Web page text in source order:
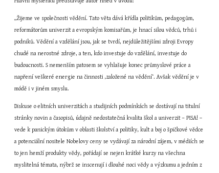
„Žijeme ve společnosti vědění. Tato věta dává křídla politikům, pedagogům,
reformátorům univerzit a evropským komisařům, je hnací silou vědců, trhů i
podniků. Vědění a vzdělání jsou, jak se tvrdí, nejdůležitějšími zdroji Evropy
chudé na nerostné zdroje, a ten, kdo investuje do vzdělání, investuje do
budoucnosti. S nemenším patosem se vyhlašuje konec průmyslové práce a
napření veškeré energie na činnosti ‚založené na vědění‘. Avšak vědění je v
módě i v jiném smyslu.
Diskuse o elitních univerzitách a studijních podmínkách se dostávají na titulní
stránky novin a časopisů, údajně nedostatečná kvalita škol a univerzit – PISA! –
vede k panickým útokům v oblasti školství a politiky, kult a boj o špičkové vědce
a potenciální nositele Nobelovy ceny se vydávají za národní zájem, v médiích se
to jen hemží produkty vědy, pořádají se nejen krátké kurzy na všechna
myslitelná témata, nýbrž se inscenují i dlouhé noci vědy a výzkumu a jedním z